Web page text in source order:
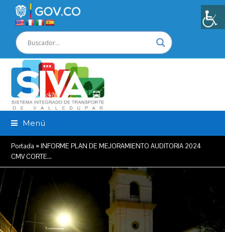
Menú
Portada »INFORME PLAN DE MEJORAMIENTO AUDITORIA 2024
CMV CORTE…